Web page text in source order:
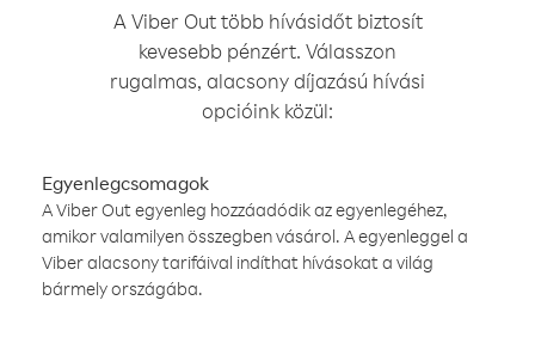
A Viber Out több hívásidőt biztosít
kevesebb pénzért. Válasszon
rugalmas, alacsony díjazású hívási
opcióink közül:
Egyenlegcsomagok
A Viber Out egyenleg hozzáadódik az egyenlegéhez,
amikor valamilyen összegben vásárol. A egyenleggel a
Viber alacsony tarifáival indíthat hívásokat a világ
bármely országába.